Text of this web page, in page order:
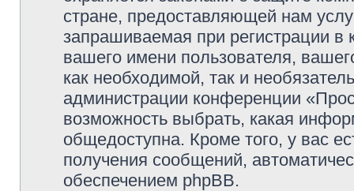
стране, предоставляющей нам
запрашиваемая при регистрации
вашего имени пользователя,
как необходимой, так и
администрации конференции
возможность выбрать, какая
общедоступна. Кроме того, у вас
получения сообщений,
обеспечением phpBB.